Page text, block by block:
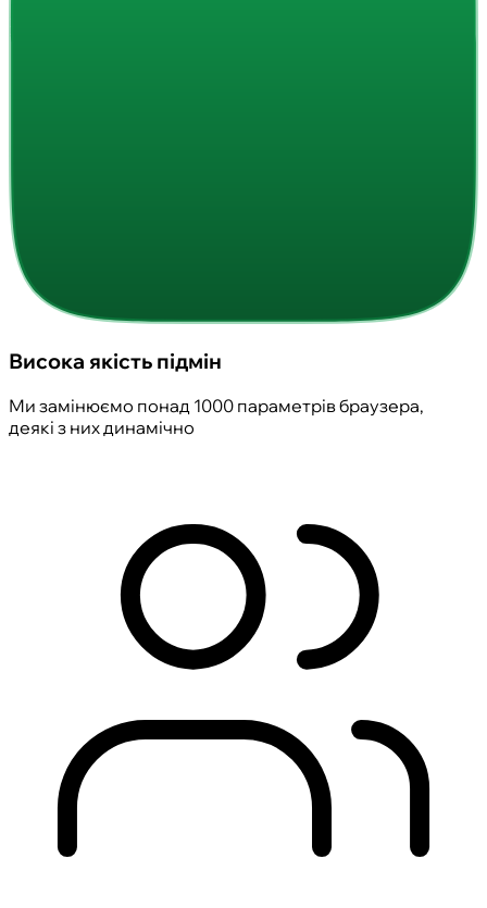
Висока якість підмін
Ми замінюємо понад 1000 параметрів браузера,
деякі з них динамічно